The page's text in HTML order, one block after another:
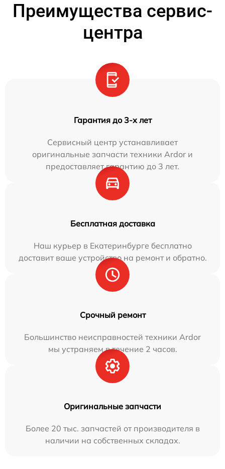
Преимущества сервис-
центра
Гарантия до 3-х лет
Сервисный центр устанавливает
оригинальные запчасти техники Ardor и
предоставляет гарантию до 3 лет.
Бесплатная доставка
Наш курьер в Екатеринбурге бесплатно
доставит ваше устройство на ремонт и обратно.
Срочный ремонт
Большинство неисправностей техники Ardor
мы устраняем в течение 2 часов.
Оригинальные запчасти
Более 20 тыс. запчастей от производителя в
наличии на собственных складах.